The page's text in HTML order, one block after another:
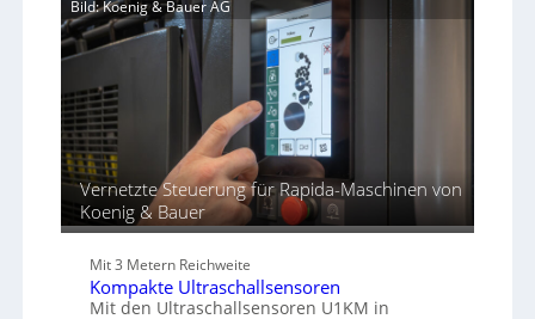
p
r
n
d
ü
r
i
e
P
n
d
Bild: Koenig & Bauer AG
Vernetzte Steuerung für Rapida-Maschinen von
Koenig & Bauer
Mit 3 Metern Reichweite
Kompakte Ultraschallsensoren
Mit den Ultraschallsensoren U1KM in